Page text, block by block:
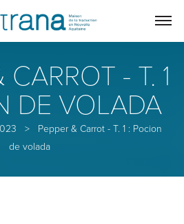
CARROT - T. 1
DE VOLADA
>
Pepper & Carrot - T. 1 : Pocion
de volada